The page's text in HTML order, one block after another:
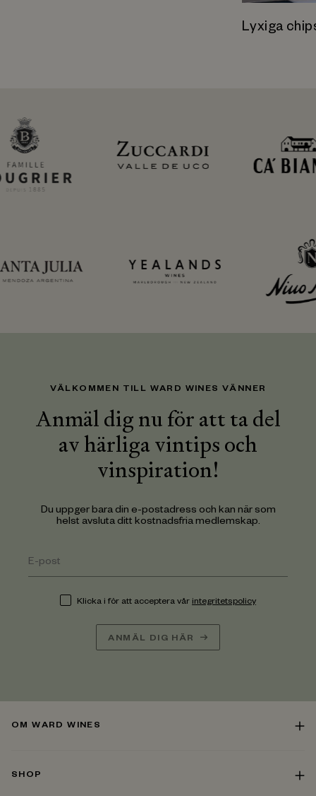
Lyxiga
VÄLKOMMEN TILL WARD WINES VÄNNER
Anmäl dig nu för att ta del
av härliga vintips och
vinspiration!
Du uppger bara din e-postadress och kan när som
helst avsluta ditt kostnadsfria medlemskap.
Klicka i för att acceptera vår integritetspolicy
ANMÄL DIG HÄR
OM WARD WINES
SHOP